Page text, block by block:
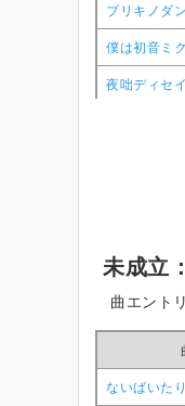
ブリキノダ
夜咄ディセ
トリノコシ
サマータイ
ローリンガ
ブリキノダ
夜咄ディセ
トリノコシ
サマータイ
ローリンガ
ブリキノダ
夜咄ディセ
トリノコシ
サマータイ
ローリンガ
ブリキノダ
夜咄ディセ
トリノコシ
サマータイ
ローリンガ
未成立
曲エント
ないばいた
ないばいた
ないばいた
ないばいた